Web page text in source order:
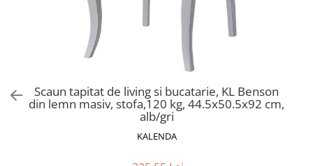
Saltele cu arcuri impachetate
Saltele Memory Pocket
Saltele Memory Pocket
Seturi de pat si saltea
Masute de toaleta
Scaune pentru living
Seturi comode living si vitrine
Scaune profesionale
Scaune birou copii
Scaune resigilate
Scaun tapitat de living si bucatarie, KL Benson
din lemn masiv, stofa,120 kg, 44.5x50.5x92 cm,
alb/gri
KALENDA